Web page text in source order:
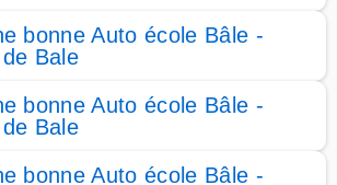
bonne Auto école Bâle -
Bale
bonne Auto école Bâle -
Bale
bonne Auto école Bâle -